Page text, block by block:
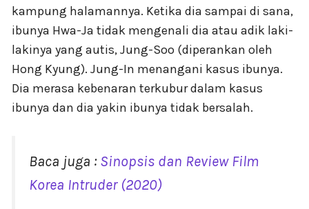
kampung halamannya. Ketika dia sampai di sana,
ibunya Hwa-Ja tidak mengenali dia atau adik laki-
lakinya yang autis, Jung-Soo (diperankan oleh
Hong Kyung). Jung-In menangani kasus ibunya.
Dia merasa kebenaran terkubur dalam kasus
ibunya dan dia yakin ibunya tidak bersalah.
Baca juga : Sinopsis dan Review Film
Korea Intruder (2020)